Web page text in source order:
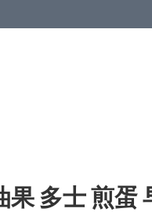
果 多士 煎蛋